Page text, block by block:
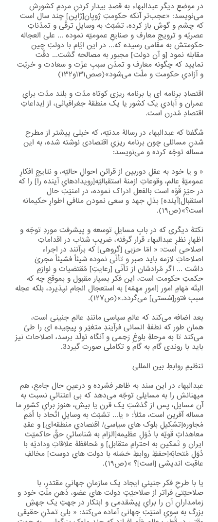
در موضعِ دیگر عبدالبهاء به قصدِ بیدار کردنِ مردمِ کشورش
می‌نویسد: «عجب‌تر آنکه حکومتِ ژوپان[ژاپن] چند سال است
که چشم و گوش باز کرده، تشبّث به وسایلِ ترقّی و تمدّناتِ
عصریّه و ترویجِ معارف و صنایعِ عمومیّه نموده ... علی العجاله
حکومتش به مقامی رسیده که... در این ایّام با دولتِ چین
مقابله نمود [و آن دولت] مجبور به مصالحه گشت... دقّت
نمایید که چگونه معارف و تمدّن سببِ عزّت و سعادت و حُریّت
و آزادیِ حکومت و ملّت می‌شود»(صص۱۳۱و۱۳۲)
اقتصادِ برنامه ای یا برنامه ریزی کوتاه مدّت و بلند مدّت برایِ
عمران و آبادیِ یک کشور یا یک منطقۀ جغرافیائی، از اِبداعاتِ
اقتصادِ مُدرن است.
شگفتا که عبدالبهاء در رسالۀ مدنیّه، که خیلی پیشتر از مطرح
شدنِ مسائلی چون برنامه ریزیِ اقتصادی نوشته شده، به این
مساله توجّه کرده و می‌نویسد:
« و یا خود به عقلِ دوربین از قرائنِ احوالِ حالیّه، و نتایجِ افکارِ
عمومیّۀِ عالم، وقوعاتِ ازمنۀ استقبالیّه[رویدادهایِ آینده را] را که
در حیّزِ قُوّه است بالفعل ادراک نموده، در امنیّتِ حال
استقبال[آینده] بذلِ جهد و سعی نمودن منافیِ اطوارِ حکیمانه
است؟»(ص۱۹).
نکتۀ دیگری که در بابِ مسایلِ توسعه و پیشرفت موردِ توجّه و
اظهارِ نظرِ عبدالبهاء قرار گرفته، ضریبِ شتاب در اقداماتِ
اصلاحی است: « امّا حزبی [گروهی] که برآنند در اجراء
اصلاحاتِ لازمه باید صبر و تأنّی نموده شیئاً فشیئاً مجریٰ
داشت ... اگر مُرادشان از تأنّی [رعایتِ] مُقتضیات و لوازمِ
حکمتِ حکومت است، این فکر بسیار مقبول و بموقع چه که
البتّه مَهامِ امور [امورِ مهمّه] به استعجال انجام نپذیرد، بلکه عجله
سببِ فتور[سُستی] می‌گردد.»(ص۱۲۷).
بعد اضافه می‌کند که عالمِ سیاسی مانندِ عالمِ جنینی است،
همان طور که نطفۀِ انسانی فرآیندِ متغیّر و پیچیده ای را طیّ
می‌کند تا به مرحلۀِ بلوغِ رَحِمی و آنگاه تولّد برسد، اصلاحات نیز
باید با روندی گام به گام و تکاملی صورت گیرد3.
تنظیمِ روابطِ بین المللی
عبدالبهاء در این سند به ظاهر فشرده و درعینِ حال جامع، هم
میهنانش را به مسایلی توجّه می‌دهد که بی اعتنائیِ نسبت به
آن مسایل، پس از گذشتِ یک قرن یا بیش، هنوز برایِ کشورِ ما
مساله آفرین است، مثلاً: « یا... تشبّث به وسایلِ اتّحاد با اُمَمِ
مُجاوره[تشکیلِ بلوک هایِ سیاسی/ اقتصادیِ منطقه‌ای] و عقدِ
معاهداتِ قَویّه با دُوَلِ عظیمه[الزام به شناسائیِ حقِّ حاکمیّت
ایران و تَمکین به احترامِ متقابل] و مُحافظۀ علاقاتِ ودادیّه با
دُوَلِ مُتحابّه[حفظِ روابطِ حَسَنه با دولت هایِ دوست] مخالفِ
عاقبت اندیشی [است]؟ »(ص۱۹).
یا با طرحِ فکر جنینیِ ایجاد یک سازمانِ جهانیِ مقتدر، با
صلاحیّتی فراتر از صلاحیّتِِ دولت هایِ عضو، ذهنِ ملّتِ خود و
زمامدارانِ آن را برایِ پیشقدمی و ابتکار در جهتِ یک جهشِ
بزرگ به سویِ امنیّتِ جهانی آماده می‌کند: « بلی تمدّنِ حقیقی